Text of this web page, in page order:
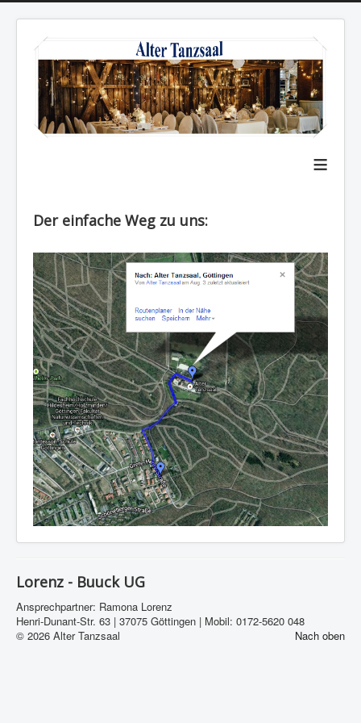
≡
Der einfache Weg zu uns:
Lorenz - Buuck UG
Ansprechpartner: Ramona Lorenz
Henri-Dunant-Str. 63 | 37075 Göttingen | Mobil: 0172-5620 048
Nach oben
© 2026 Alter Tanzsaal